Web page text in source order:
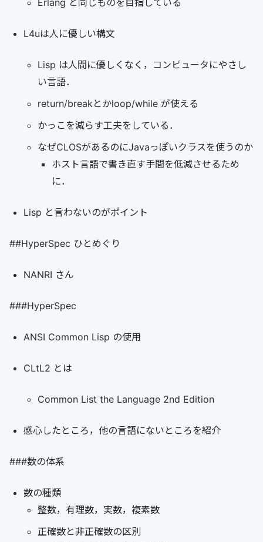
Erlang と同じものを目指している
L4uは人に優しい構文
Lisp は人間に優しくなく，コンピュータにやさし
い言語．
return/breakとかloop/while が使える
かっこを減らす工夫をしている．
なぜCLOSがあるのにJavaっぽいクラスを使うのか
ホスト言語で書き直す手間を低減させるため
に．
Lisp と言わないのがポイント
##HyperSpec ひとめぐり
NANRI さん
###HyperSpec
ANSI Common Lisp の使用
CLtL2 とは
Common List the Language 2nd Edition
感心したところ，他の言語にないところを紹介
###数の体系
数の種類
整数，有理数，実数，複素数
正確数と非正確数の区別